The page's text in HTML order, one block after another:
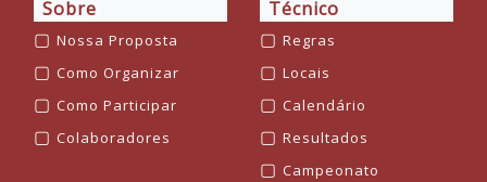
Sobre
▢ Nossa Proposta
▢ Como Organizar
▢ Como Participar
▢ Colaboradores
Técnico
▢ Regras
▢ Locais
▢ Calendário
▢ Resultados
▢ Campeonato